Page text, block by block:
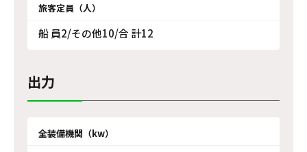
旅客定員（人）
船 員2/その他10/合 計12
出力
全装備機関（kw）